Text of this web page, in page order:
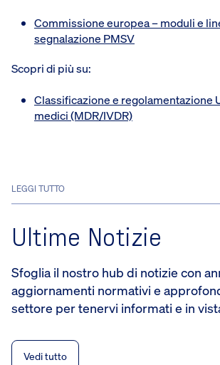
Commissione europea – moduli e
segnalazione PMSV
Scopri di più su:
Classificazione e regolamentazione
medici (MDR/IVDR)
LEGGI TUTTO
Ultime Notizie
Sfoglia il nostro hub di notizie con
aggiornamenti normativi e
settore per tenervi informati e in
Vedi tutto